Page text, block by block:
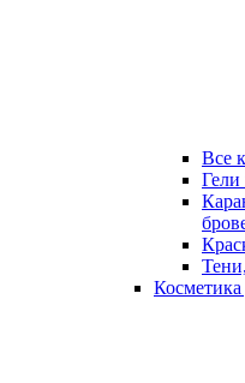
Все
Гели
Косметика